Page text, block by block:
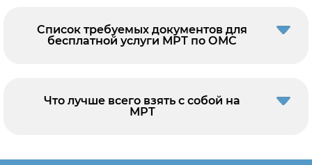
Список требуемых документов для
бесплатной услуги МРТ по ОМС
Что лучше всего взять с собой на
МРТ